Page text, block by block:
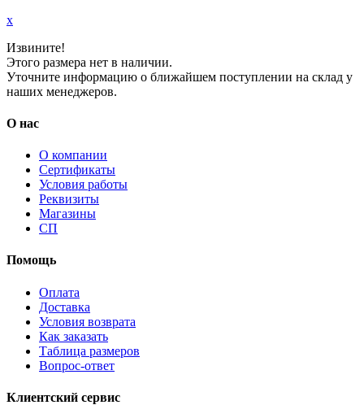
x
Извините!
Этого размера нет в наличии.
Уточните информацию о ближайшем поступлении на склад у
наших менеджеров.
О нас
О компании
Сертификаты
Условия работы
Реквизиты
Магазины
СП
Помощь
Оплата
Доставка
Условия возврата
Как заказать
Таблица размеров
Вопрос-ответ
Клиентский сервис